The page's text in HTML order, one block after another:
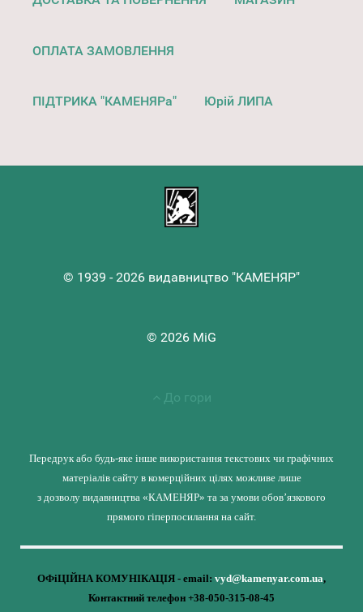
ОПЛАТА ЗАМОВЛЕННЯ
ПІДТРИКА "КАМЕНЯРа" Юрій ЛИПА
© 1939 - 2026 видавництво "КАМЕНЯР"
© 2026 MiG
До гори
Передрук або будь-яке інше використання текстових чи графічних
матеріалів сайту в комерційних цілях можливе лише
з дозволу видавництва «КАМЕНЯР» та за умови обов’язкового
прямого гіперпосилання на сайт.
ОФіЦІЙНА КОМУНІКАЦІЯ - email: vyd@kamenyar.com.ua,
Контактний телефон +38-050-315-08-45